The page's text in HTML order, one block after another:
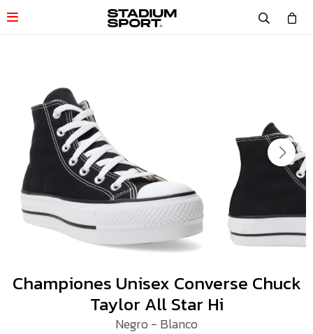

Championes Unisex Converse Chuck
Taylor All Star Hi
Negro - Blanco